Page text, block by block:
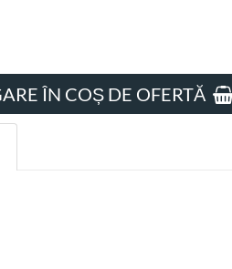
ADĂUGARE ÎN COȘ DE OFERTĂ